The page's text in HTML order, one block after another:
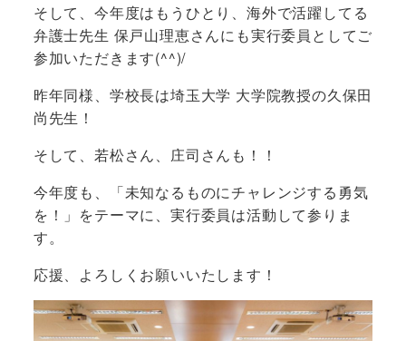
そして、今年度はもうひとり、海外で活躍してる
弁護士先生 保戸山理恵さんにも実行委員としてご
参加いただきます(^^)/
昨年同様、学校長は埼玉大学 大学院教授の久保田
尚先生！
そして、若松さん、庄司さんも！！
今年度も、「未知なるものにチャレンジする勇気
を！」をテーマに、実行委員は活動して参りま
す。
応援、よろしくお願いいたします！